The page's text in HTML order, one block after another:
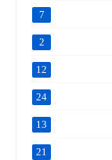
7
2
12
24
13
21